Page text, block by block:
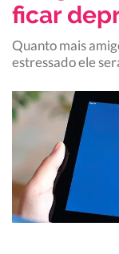
ficar
Quanto mais
estressado ele